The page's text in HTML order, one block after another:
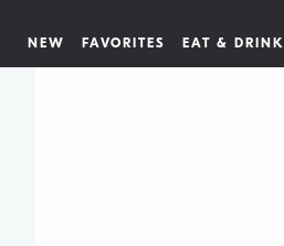
NEW FAVORITES EAT & DRINK